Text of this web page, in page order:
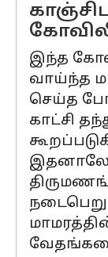
இந்த
வாய்ந்த
செய்த
காட்சி